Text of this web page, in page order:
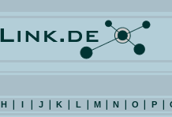
H I J K L M N O P